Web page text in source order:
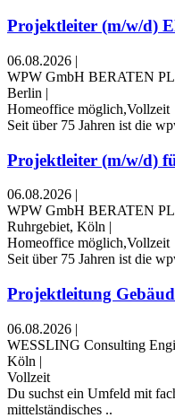
Projektleiter (m/w/d)
06.08.2026 |
WPW GmbH BERATEN
Berlin |
Homeoffice möglich,Vollzeit
Seit über 75 Jahren ist die
Projektleiter (m/w/d)
06.08.2026
WPW GmbH BERATEN
Ruhrgebiet, Köln
Homeoffice möglich,Vollzeit
Seit über 75 Jahren ist die
Projektleitung
06.08.2026 |
WESSLING Consulting
Köln |
Vollzeit
Du suchst ein Umfeld mit
mittelständisches ..